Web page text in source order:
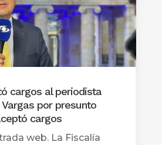
cargos al periodista
por presunto
cargos
web. La Fiscalía